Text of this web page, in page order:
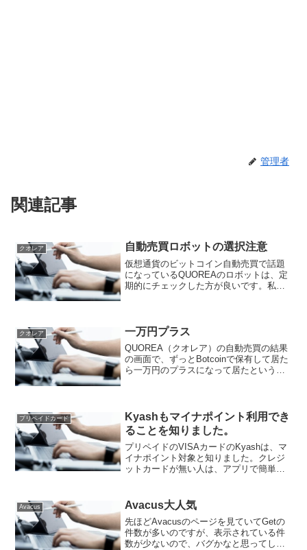
管理者
関連記事
クオレア 自動売買ロボットの選択注意
仮想通貨のビットコイン自動売買で話題
になっているQUOREAのロボットは、定
期的にチェックした方が良いです。私
たら、昨日までの利...
クオレア 一万円プラス
QUOREA（クオレア）の自動売買の結果
の画面で、ずっとBotcoinで保有して居た
ら一万円のプラスになって居たという表
と思って...
プリペイドカード
Kyashもマイナポイント利用でき
ることを知りました。
プリペイドのVISAカードのKyashは、マ
イナポイント対象と知りました。クレジ
ットカードが無い人は、アプリで簡単に
キャンペーンページは、こちらです。
Avacus Avacus大人気
先ほどAvacusのページを見ていてGetの
件数が多いのですが、表示されている件
数が少ないので、バグかなと思ってしま